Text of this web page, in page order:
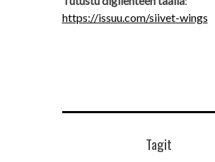
https://issuu.com/siivet-wings
Tagit